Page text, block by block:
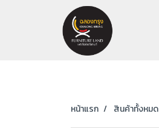
หน้าแรก สินค้าทั้งหมด